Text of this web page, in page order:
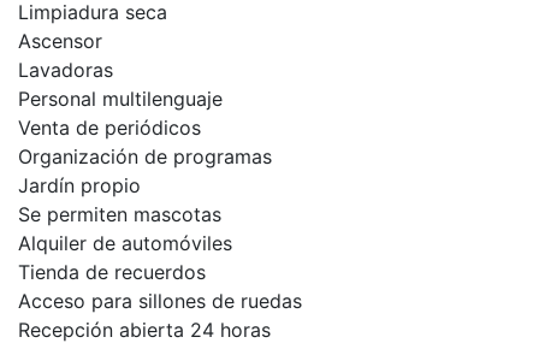
Limpiadura seca
Ascensor
Lavadoras
Personal multilenguaje
Venta de periódicos
Organización de programas
Jardín propio
Se permiten mascotas
Alquiler de automóviles
Tienda de recuerdos
Acceso para sillones de ruedas
Recepción abierta 24 horas